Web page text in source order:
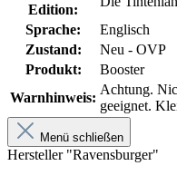
Edition:
Sprache:
Englisch
Zustand:
Neu - OVP
Produkt:
Booster
Warnhinweis:
Achtung.
geeignet.
Menü schließen
Hersteller "Ravensburger"